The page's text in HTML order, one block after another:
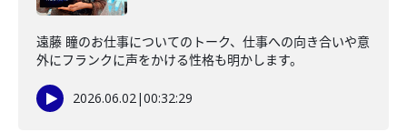
遠藤 瞳のお仕事についてのトーク、仕事への向き合いや意
外にフランクに声をかける性格も明かします。
2026.06.02|00:32:29